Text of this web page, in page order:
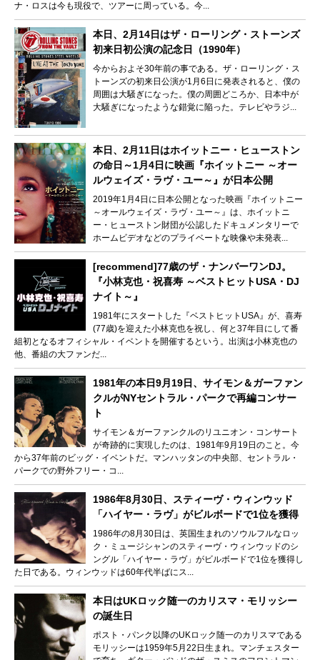
ナ・ロスは今も現役で、ツアーに周っている。今...
本日、2月14日はザ・ローリング・ストーンズ
初来日初公演の記念日（1990年）
今からおよそ30年前の事である。ザ・ローリング・ス
トーンズの初来日公演が1月6日に発表されると、僕の
周囲は大騒ぎになった。僕の周囲どころか、日本中が
大騒ぎになったような錯覚に陥った。テレビやラジ...
本日、2月11日はホイットニー・ヒューストン
の命日～1月4日に映画『ホイットニー ～オー
ルウェイズ・ラヴ・ユー～』が日本公開
2019年1月4日に日本公開となった映画『ホイットニー
～オールウェイズ・ラヴ・ユー～』は、ホイットニ
ー・ヒューストン財団が公認したドキュメンタリーで
ホームビデオなどのプライベートな映像や未発表...
[recommend]77歳のザ・ナンバーワンDJ。
『小林克也・祝喜寿 ～ベストヒットUSA・DJ
ナイト～』
1981年にスタートした『ベストヒットUSA』が、喜寿
(77歳)を迎えた小林克也を祝し、何と37年目にして番
組初となるオフィシャル・イベントを開催するという。出演は小林克也の
他、番組の大ファンだ...
1981年の本日9月19日、サイモン＆ガーファン
クルがNYセントラル・パークで再編コンサー
ト
サイモン＆ガーファンクルのリユニオン・コンサート
が奇跡的に実現したのは、1981年9月19日のこと。今
から37年前のビッグ・イベントだ。マンハッタンの中央部、セントラル・
パークでの野外フリー・コ...
1986年8月30日、スティーヴ・ウィンウッド
「ハイヤー・ラヴ」がビルボードで1位を獲得
1986年の8月30日は、英国生まれのソウルフルなロッ
ク・ミュージシャンのスティーヴ・ウィンウッドのシ
ングル「ハイヤー・ラヴ」がビルボードで1位を獲得し
た日である。ウィンウッドは60年代半ばにス...
本日はUKロック随一のカリスマ・モリッシー
の誕生日
ポスト・パンク以降のUKロック随一のカリスマである
モリッシーは1959年5月22日生まれ。マンチェスター